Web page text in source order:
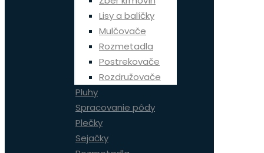
Lisy a balíčky
Mulčovače
Rozmetadla
Postrekovače
Rozdružovače
Pluhy
Spracovanie pôdy
Plečky
Sejačky